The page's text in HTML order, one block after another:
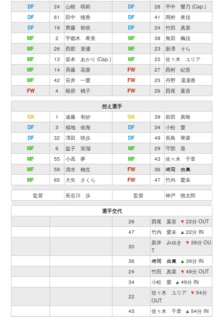
DF
24 山根 明莉 DF 28
平中 響乃 (Cap.)
DF
61 田中 穂香 DF 41
岡村 來佳
DF
19 齊藤 初依 DF 24
竹田 真菜
MF
2 宇都木 希美 MF 38
角田 楓佳
MF
26 西郡 茉優 MF 23
新澤 そら
MF
13 坂本 あかり (Cap.) MF 22
佐々木 ユリア
MF
14 斉藤 花菜 FW 27
西村 紀音
MF
42 笹井 一愛 FW 25
丹野 凜凜香
FW
4 根府 桃子 FW 26 西尾 葉音
控え選手
GK
1 遠藤 有紗 GK 39
前田 真唯
DF
3 福地 佑海 DF 34
小松 愛
DF
32 澤田 咲歩 DF 49
長島 華菜
MF
6 益子 笑瑠 MF 29
守部 葵
MF
55 小高 夢 MF 43
佐々木 千章
MF
59 清水 柚生 FW 36
﨑岡 由真
MF
65 大矢 さくら FW 47 竹内 愛未
監督 長谷川 歩 監督 神戸 慎太郎
選手交代
26
西尾 葉音 ▼ 22分 OUT
47
竹内 愛未 ▲ 22分 IN
30
新井 みゆき ▼ 39分 OU
T
36
﨑岡 由真 ▲ 39分 IN
24
竹田 真菜 ▼ 49分 OUT
34
小松 愛 ▲ 49分 IN
22
佐々木 ユリア ▼ 54分
OUT
43
佐々木 千章 ▲ 54分 IN